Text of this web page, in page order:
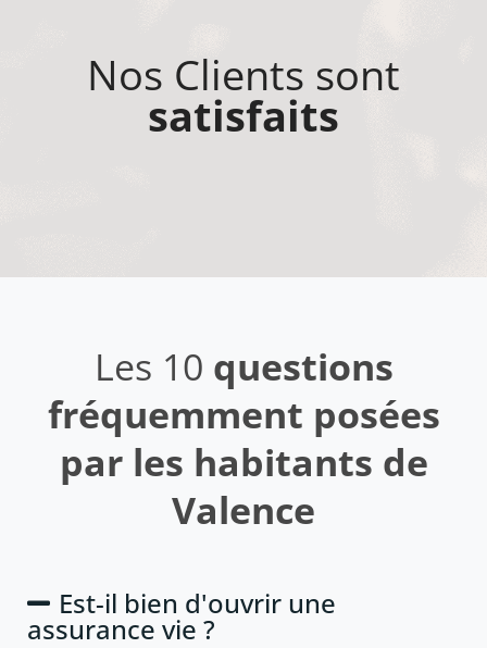
Nos Clients sont
satisfaits
Les 10 questions
fréquemment posées
par les habitants de
Valence
Est-il bien d'ouvrir une
assurance vie ?